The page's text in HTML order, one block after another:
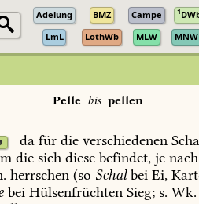
Adelung BMZ Campe 1
LmL
LothWb MLW
Pelle bis pellen
da für die verschiedenen
die sich diese befindet, je nach
herrschen (so Schalbei Ei,
bei Hülsenfrüchten Sieg; s. Wk.